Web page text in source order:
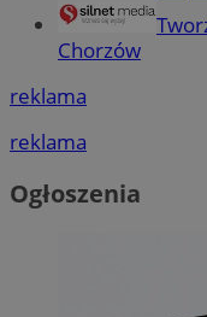
Chorzów
reklama
reklama
Ogłoszenia